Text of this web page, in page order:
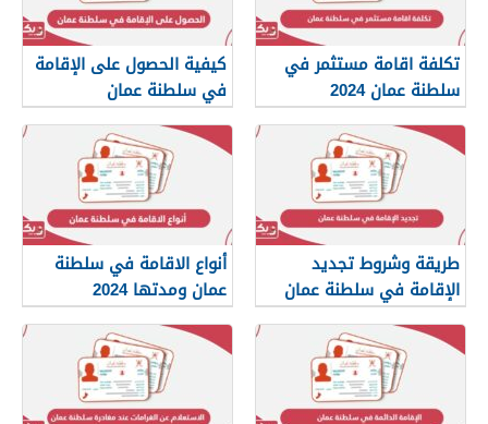
تكلفة اقامة مستثمر في
سلطنة عمان 2024
كيفية الحصول على الإقامة
في سلطنة عمان
طريقة وشروط تجديد
الإقامة في سلطنة عمان
أنواع الاقامة في سلطنة
عمان ومدتها 2024